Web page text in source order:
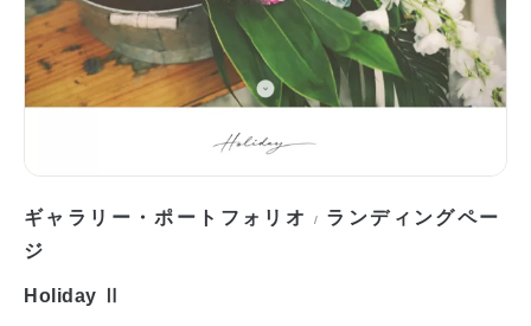
ギャラリー・ポートフォリオ / ランディングペー
ジ
Holiday Ⅱ